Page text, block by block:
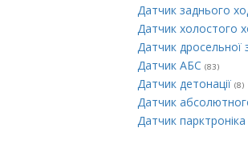
Датчик заднього
Датчик холостого
Датчик дросельної
Датчик АБС (83)
Датчик детонації (8)
Датчик
Датчик парктроніка